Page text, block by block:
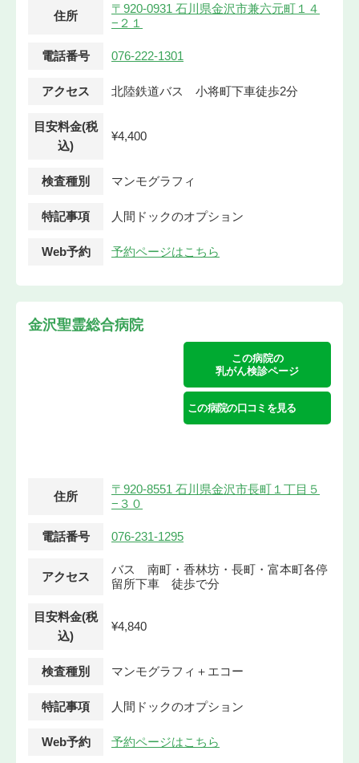
住所
〒920-0931 石川県金沢市兼六元町１４
−２１
電話番号 076-222-1301
アクセス 北陸鉄道バス 小将町下車徒歩2分
目安料金(税
込)
¥4,400
検査種別 マンモグラフィ
特記事項 人間ドックのオプション
Web予約 予約ページはこちら
金沢聖霊総合病院
この病院の
乳がん検診ページ
この病院の口コミを見る
住所
〒920-8551 石川県金沢市長町１丁目５
−３０
電話番号 076-231-1295
アクセス
バス 南町・香林坊・長町・富本町各停
留所下車 徒歩で分
目安料金(税
込)
¥4,840
検査種別 マンモグラフィ＋エコー
特記事項 人間ドックのオプション
Web予約 予約ページはこちら